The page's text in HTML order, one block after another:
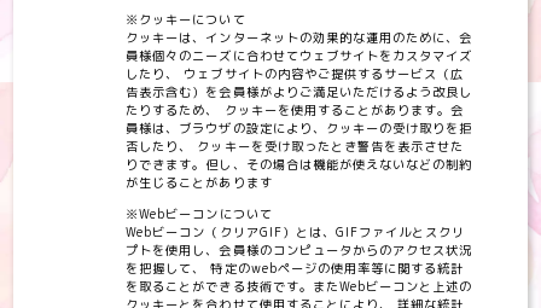
※クッキーについて
クッキーは、インターネットの効果的な運用のために、会
員様個々のニーズに合わせてウェブサイトをカスタマイズ
したり、 ウェブサイトの内容やご提供するサービス（広
告表示含む）を会員様がよりご満足いただけるよう改良し
たりするため、 クッキーを使用することがあります。会
員様は、ブラウザの設定により、クッキーの受け取りを拒
否したり、 クッキーを受け取ったとき警告を表示させた
りできます。但し、その場合は機能が使えないなどの制約
が生じることがあります
※Webビーコンについて
Webビーコン（クリアGIF）とは、GIFファイルとスクリ
プトを使用し、会員様のコンピュータからのアクセス状況
を把握して、 特定のwebページの使用率等に関する統計
を取ることができる技術です。またWebビーコンと上述の
クッキーとを合わせて使用することにより、 詳細な統計